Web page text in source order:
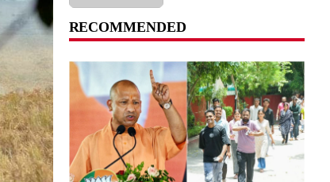
और कंपनियों पर गिरी गाज,
RECOMMENDED